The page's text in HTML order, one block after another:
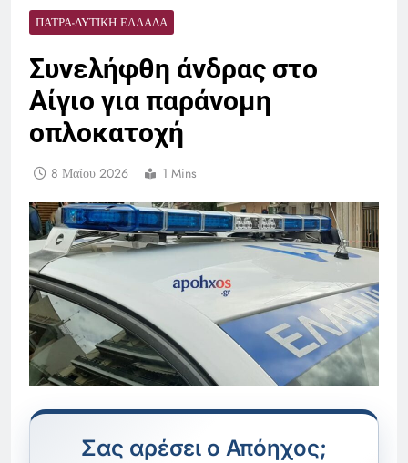
ΠΆΤΡΑ-ΔΥΤΙΚΉ ΕΛΛΆΔΑ
Συνελήφθη άνδρας στο
Αίγιο για παράνομη
οπλοκατοχή
8 Μαΐου 2026 1 Mins
Σας αρέσει ο Απόηχος;